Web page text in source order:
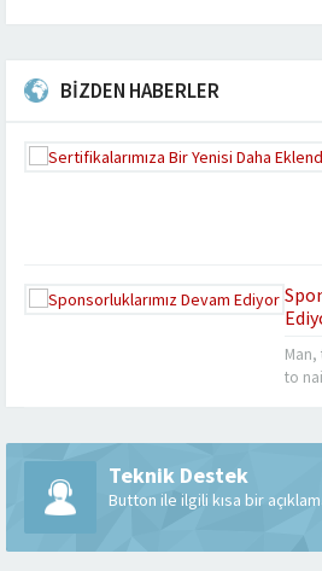
BİZDEN HABERLER
Man,
to
sexy
this
Teknik Destek
Button ile ilgili kısa bir